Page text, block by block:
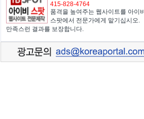
415-828-4764
품격을 높여주는 웹사이트를 아이비
스팟에서 전문가에게 맡기십시오.
만족스런 결과를 보장합니다.